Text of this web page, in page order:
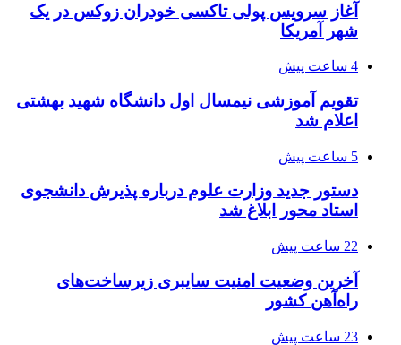
آغاز سرویس پولی تاکسی خودران زوکس در یک
شهر آمریکا
4 ساعت پیش
تقویم آموزشی نیمسال اول دانشگاه شهید بهشتی
اعلام شد
5 ساعت پیش
دستور جدید وزارت علوم درباره پذیرش دانشجوی
استاد محور ابلاغ شد
22 ساعت پیش
آخرین وضعیت امنیت سایبری زیرساخت‌های
راه‌آهن کشور
23 ساعت پیش